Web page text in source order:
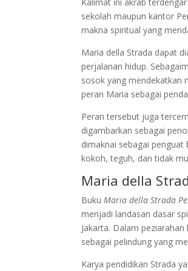
sekolah maupun kantor
makna spiritual yang
Maria della Strada dapat
perjalanan hidup.
sosok yang mendekatkan
peran Maria sebagai
Peran tersebut juga
digambarkan sebagai
dimaknai sebagai
kokoh, teguh, dan tidak
Maria della
BukuMaria della Strada
menjadi landasan dasar
Jakarta. Dalam
sebagai pelindung yang
Karya pendidikan Strada